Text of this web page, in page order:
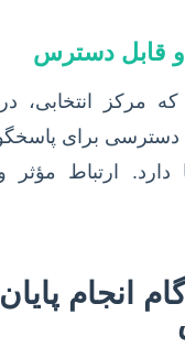
و قابل دسترس
مرکز انتخابی،
دسترسی برای
ارتباط مؤثر
انجام